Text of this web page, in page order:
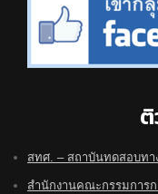
สทศ. – สถาบันทดสอบทา
สำนักงานคณะกรรมการ